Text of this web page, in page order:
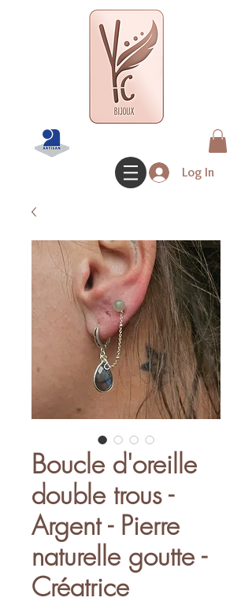
Log In
Boucle d'oreille
double trous -
Argent - Pierre
naturelle goutte -
Créatrice